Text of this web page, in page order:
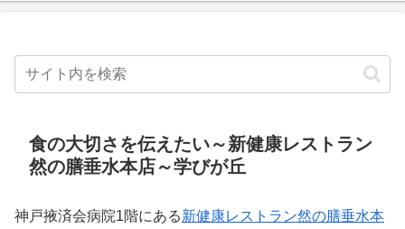
食の大切さを伝えたい～新健康レストラン
然の膳垂水本店～学びが丘
神戸掖済会病院1階にある新健康レストラン然の膳垂水本